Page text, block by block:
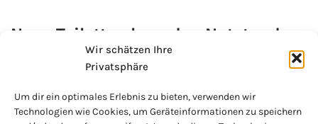
Wir schätzen Ihre
Privatsphäre
Um dir ein optimales Erlebnis zu bieten, verwenden wir
Technologien wie Cookies, um Geräteinformationen zu speichern
Neue Toiletten beenden Notstand
31. Dezember 2019
Für die 800 Schülerinnen an der NGUDAMA PRIMARY SCHOOL